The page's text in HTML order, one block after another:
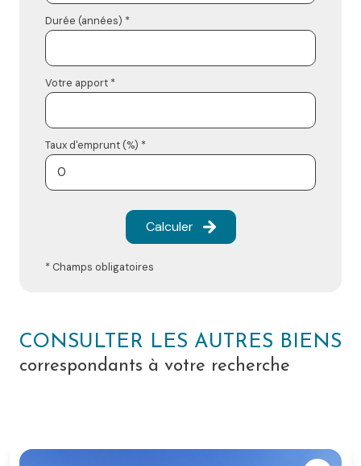
Durée (années) *
Votre apport *
Taux d'emprunt (%) *
Calculer
* Champs obligatoires
CONSULTER LES AUTRES BIENS
correspondants à votre recherche